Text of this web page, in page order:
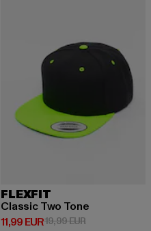
FLEXFIT
Classic Two Tone
11,99 EUR
Derzeitiger Preis: 11,99 EUR
19,99 EURAktionspreis: